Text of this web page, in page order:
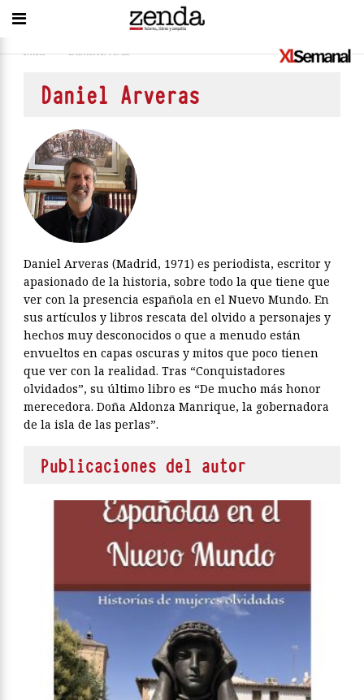
Inicio > Daniel Arveras
Daniel Arveras
Daniel Arveras (Madrid, 1971) es periodista, escritor y
apasionado de la historia, sobre todo la que tiene que
ver con la presencia española en el Nuevo Mundo. En
sus artículos y libros rescata del olvido a personajes y
hechos muy desconocidos o que a menudo están
envueltos en capas oscuras y mitos que poco tienen
que ver con la realidad. Tras “Conquistadores
olvidados”, su último libro es “De mucho más honor
merecedora. Doña Aldonza Manrique, la gobernadora
de la isla de las perlas”.
Publicaciones del autor